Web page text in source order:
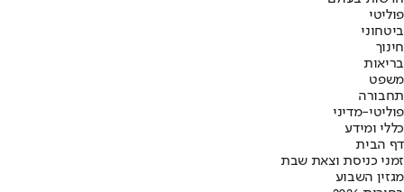
פוליטי
ביטחוני
חינוך
בריאות
משפט
תחבורה
פוליטי-מדיני
כללי ומידע
דף הבית
זמני כניסת וצאת שבת
מגזין השבוע